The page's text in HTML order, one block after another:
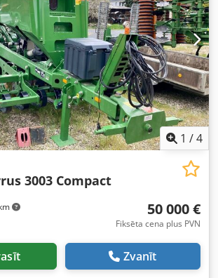
1 /4
3003 Compact
50 000 €
Fiksēta cena plus PVN
Zvanīt